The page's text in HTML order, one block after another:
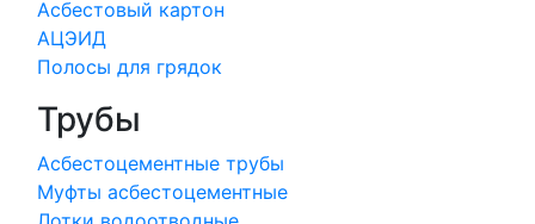
Асбестовый картон
АЦЭИД
Полосы для грядок
Трубы
Асбестоцементные трубы
Муфты асбестоцементные